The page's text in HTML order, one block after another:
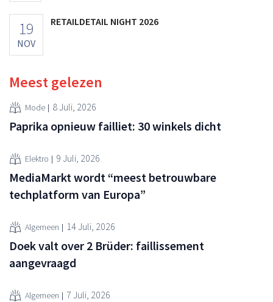
19
NOV
RETAILDETAIL NIGHT 2026
Meest gelezen
Mode 8 Juli, 2026
Paprika opnieuw failliet: 30 winkels dicht
Elektro 9 Juli, 2026
MediaMarkt wordt “meest betrouwbare
techplatform van Europa”
Algemeen 14 Juli, 2026
Doek valt over 2 Brüder: faillissement
aangevraagd
Algemeen 7 Juli, 2026